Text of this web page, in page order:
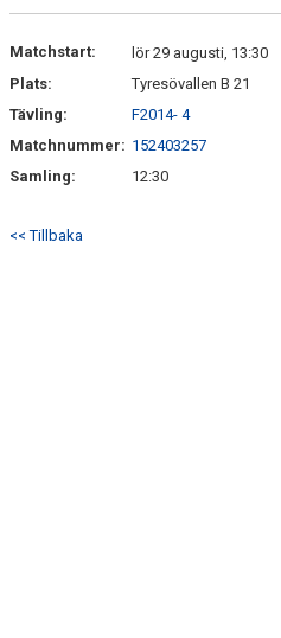
Matchstart:
lör 29 augusti, 13:30
Plats:
Tyresövallen B 21
Tävling:
F2014- 4
Matchnummer: 152403257
Samling:
12:30
<< Tillbaka